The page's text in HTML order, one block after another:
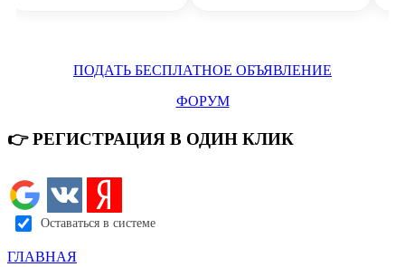
ВСЕ ОБЪЯВЛЕНИЯ
ПОДАТЬ БЕСПЛАТНОЕ ОБЪЯВЛЕНИЕ
ФОРУМ
👉 РЕГИСТРАЦИЯ В ОДИН КЛИК
Оставаться в системе
ГЛАВНАЯ